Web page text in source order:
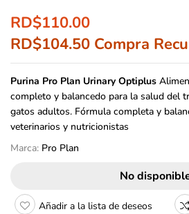
RD$110.00
RD$104.50 Compra
Purina Pro Plan Urinary Optiplus
completo y balancedo para la salud del
gatos adultos. Fórmula completa y
veterinarios y nutricionistas
Marca: Pro Plan
No
Añadir a la lista de deseos